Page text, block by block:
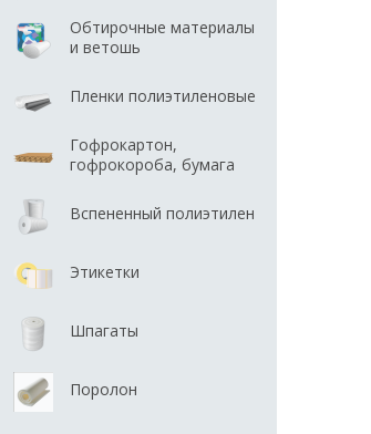
Обтирочные материалы
и ветошь
Пленки полиэтиленовые
Гофрокартон,
гофрокороба, бумага
Вспененный полиэтилен
Этикетки
Шпагаты
Поролон